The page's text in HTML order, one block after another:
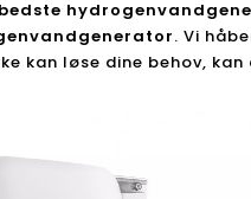
bedste
. Vi
kan løse dine behov,